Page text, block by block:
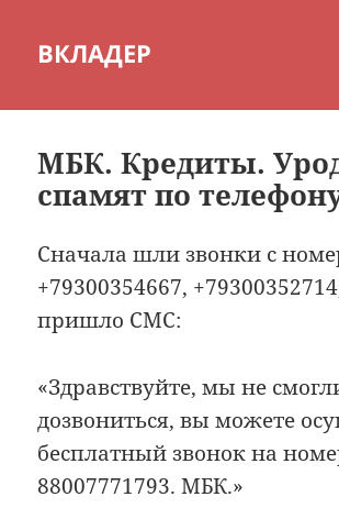
ВКЛАДЕР
МБК. Кредиты.
спамят по
Сначала шли звонки с
+79300354667,
пришло СМС:
«Здравствуйте, мы не
дозвониться, вы можете
бесплатный звонок на
88007771793. МБК.»